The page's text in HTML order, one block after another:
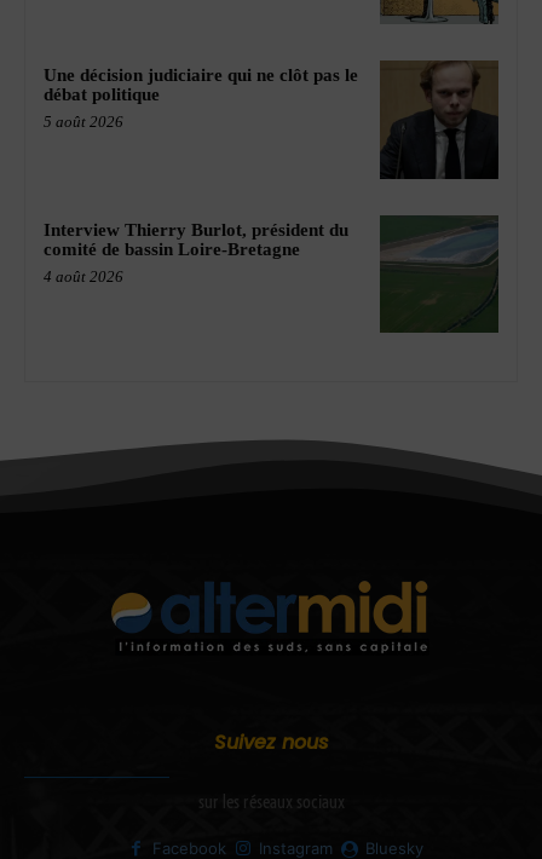
Une décision judiciaire qui ne clôt pas le
débat politique
5 août 2026
Interview Thierry Burlot, président du
comité de bassin Loire-Bretagne
4 août 2026
Suivez nous
sur les réseaux sociaux
Facebook Instagram Bluesky